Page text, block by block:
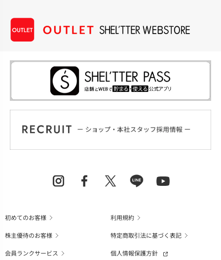
初めてのお客様
利用規約
株主優待のお客様
特定商取引法に基づく表記
会員ランクサービス
個人情報保護方針